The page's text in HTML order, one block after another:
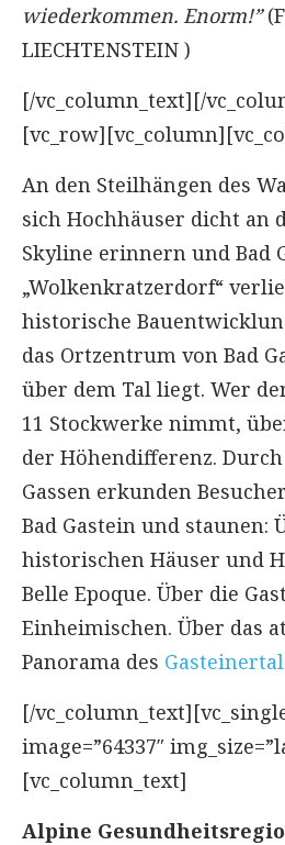
wiederkommen. Enorm!”
LIECHTENSTEIN )
[/vc_column_text][/
An den Steilhängen des
sich Hochhäuser dicht an
Skyline erinnern und Bad
„Wolkenkratzerdorf“
historische
das Ortzentrum von Bad
über dem Tal liegt. Wer
11 Stockwerke nimmt,
der Höhendifferenz.
Gassen erkunden
Bad Gastein und staunen:
historischen Häuser und
Belle Epoque. Über die
Einheimischen. Über das
Panorama des
[/
image=”64337″
[vc_column_text]
Alpine